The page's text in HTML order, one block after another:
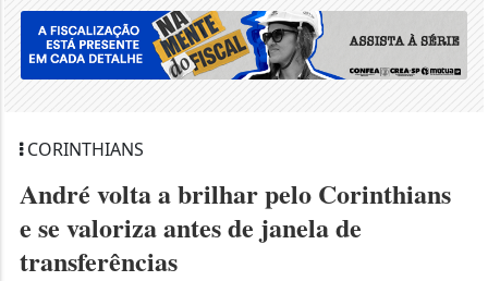
CORINTHIANS
André volta a brilhar pelo Corinthians
e se valoriza antes de janela de
transferências